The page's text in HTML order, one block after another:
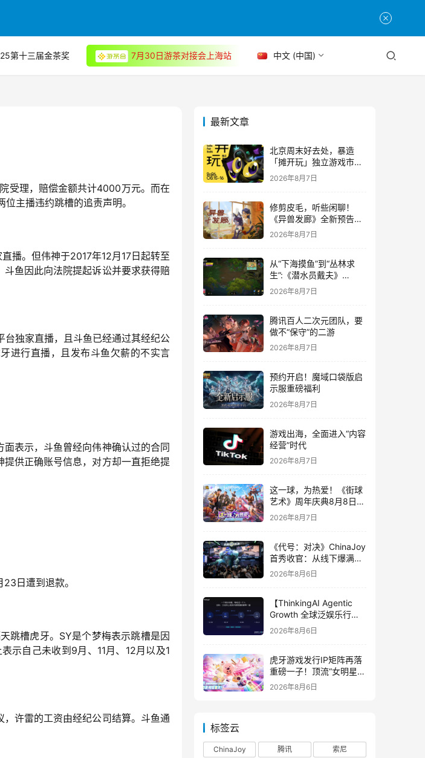
第十三届金茶奖 7月30日游茶对接会上海站 中文 (中国)
受理，赔偿金额共计4000万元。而在
主播违约跳槽的追责声明。
播。但伟神于2017年12月17日起转至
鱼因此向法院提起诉讼并要求获得赔
独家直播，且斗鱼已经通过其经纪公
进行直播，且发布斗鱼欠薪的不实言
表示，斗鱼曾经向伟神确认过的合同
供正确账号信息，对方却一直拒绝提
日遭到退款。
跳槽虎牙。SY是个梦梅表示跳槽是因
示自己未收到9月、11月、12月以及1
许雷的工资由经纪公司结算。斗鱼通
最新文章
北京周末好去处，暴造
「摊开玩」独立游戏市集
正式开票！
2026年8月7日
修剪皮毛，听些闲聊！
《异兽发廊》全新预告与
Steam免费试玩公开
2026年8月7日
从“下海摸鱼”到“丛林求
生”:《潜水员戴夫》
DLC《丛林》移动端定档
8月14日
2026年8月7日
腾讯百人二次元团队，要
做不“保守”的二游
2026年8月7日
预约开启！魔域口袋版启
示服重磅福利
2026年8月7日
游戏出海，全面进入“内容
经营”时代
2026年8月7日
这一球，为热爱！《街球
艺术》周年庆典8月8日正
式上线，多重福利与全新
内容同步开启
2026年8月7日
《代号：对决》ChinaJoy
首秀收官：从线下爆满看
见玩家的真实期待
2026年8月6日
【ThinkingAI Agentic
Growth 全球泛娱乐行业
峰会】Agent 时代，人到
底负责什么
2026年8月6日
虎牙游戏发行IP矩阵再落
重磅一子！顶流“女明星”
ZANMANG LOOPY 正版
2026年8月6日
标签云
ChinaJoy 腾讯
索尼